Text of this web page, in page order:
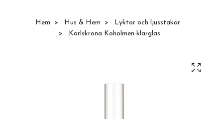
Hem Hus & Hem
Lyktor och ljusstakar
Karlskrona Koholmen klarglas